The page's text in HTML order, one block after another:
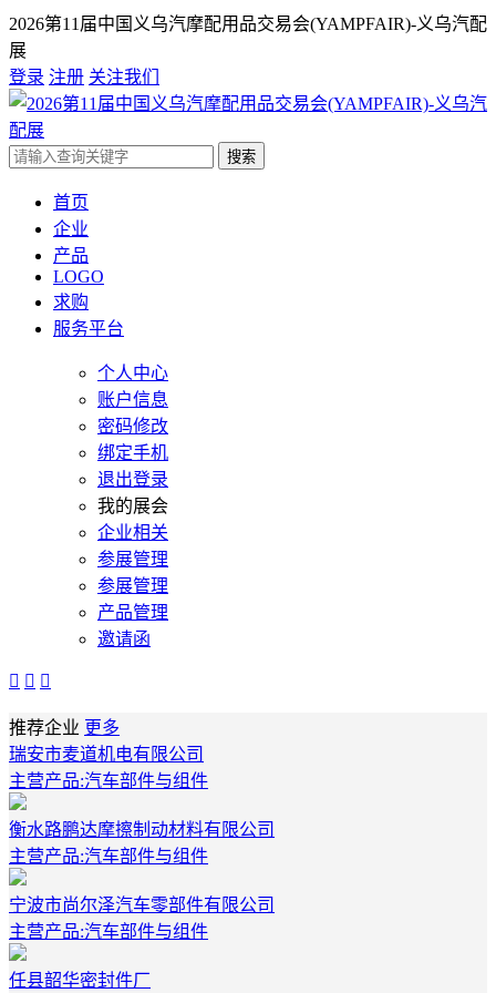
2026第11届中国义乌汽摩配用品交易会(YAMPFAIR)-义乌汽配
展
登录 注册 关注我们
搜索
首页
企业
产品
LOGO
求购
服务平台
个人中心
账户信息
密码修改
绑定手机
退出登录
我的展会
企业相关
参展管理
参展管理
产品管理
邀请函
  
推荐企业 更多
瑞安市麦道机电有限公司
主营产品:汽车部件与组件
衡水路鹏达摩擦制动材料有限公司
主营产品:汽车部件与组件
宁波市尚尔泽汽车零部件有限公司
主营产品:汽车部件与组件
任县韶华密封件厂